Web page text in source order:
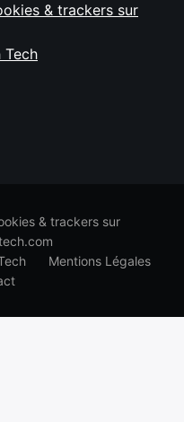
& trackers sur
Tech
& trackers sur
Mentions Légales